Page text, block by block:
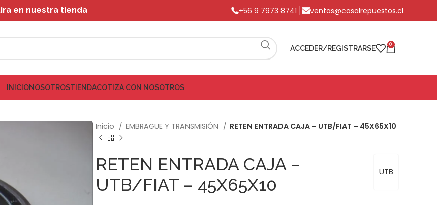
en nuestra tienda +56 9 7973 8741 ventas@casalrepuestos.cl
ACCEDER/REGISTRARSE 0
INICIONOSOTROSTIENDACOTIZA CON NOSOTROS
Inicio EMBRAGUE Y TRANSMISIÓN RETEN ENTRADA CAJA – UTB/FIAT – 45X65X10
UTB
RETEN ENTRADA CAJA –
UTB/FIAT – 45X65X10